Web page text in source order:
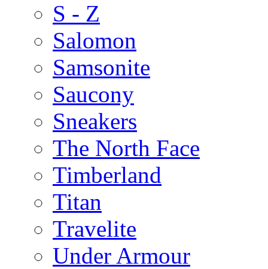
S - Z
Salomon
Samsonite
Saucony
Sneakers
The North Face
Timberland
Titan
Travelite
Under Armour